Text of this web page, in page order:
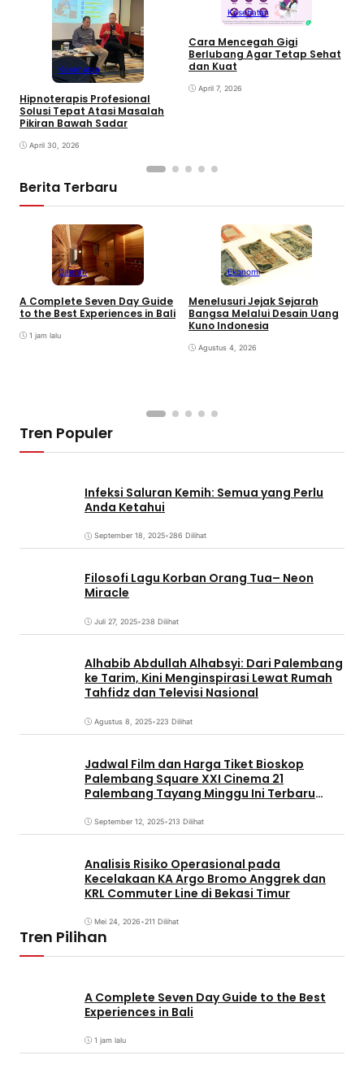
Kesehatan
Hipnoterapis Profesional
Solusi Tepat Atasi Masalah
Pikiran Bawah Sadar
April 30, 2026
Kesehatan
Cara Mencegah Gigi
Berlubang Agar Tetap Sehat
dan Kuat
April 7, 2026
Berita Terbaru
Daerah
A Complete Seven Day Guide
to the Best Experiences in Bali
1 jam lalu
Ekonomi
Menelusuri Jejak Sejarah
Bangsa Melalui Desain Uang
Kuno Indonesia
Agustus 4, 2026
Tren Populer
Infeksi Saluran Kemih: Semua yang Perlu
Anda Ketahui
September 18, 2025•286 Dilihat
Filosofi Lagu Korban Orang Tua– Neon
Miracle
Juli 27, 2025•238 Dilihat
Alhabib Abdullah Alhabsyi: Dari Palembang
ke Tarim, Kini Menginspirasi Lewat Rumah
Tahfidz dan Televisi Nasional
Agustus 8, 2025•223 Dilihat
Jadwal Film dan Harga Tiket Bioskop
Palembang Square XXI Cinema 21
Palembang Tayang Minggu Ini Terbaru
September 12, 2025•213 Dilihat
Analisis Risiko Operasional pada
Kecelakaan KA Argo Bromo Anggrek dan
KRL Commuter Line di Bekasi Timur
Mei 24, 2026•211 Dilihat
Tren Pilihan
A Complete Seven Day Guide to the Best
Experiences in Bali
1 jam lalu